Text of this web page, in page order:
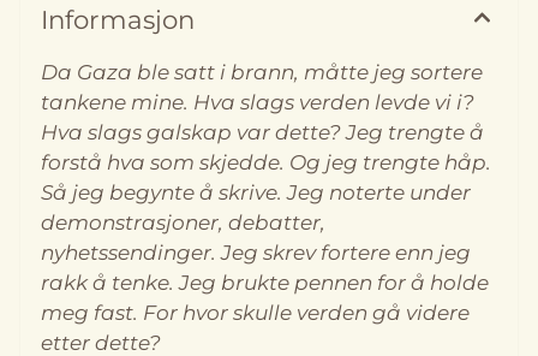
og fortvilelsen ved å stå på sidelinja og se den
katastrofale situasjonen utspille seg. Ved å flette
historier fra sin farfars motstandskamp under
andre verdenskrig sammen med beretninger om
dem som står opp for palestinerne og
menneskeverdet i dag, løfter hun frem
betydningen av å gjøre motstand – og av å holde
fast ved håpet, selv i dystre tider. Ewa Sapieżyńska
(f. 1980) er sosiolog og forfatter. Hun har tidligere
jobbet som rådgiver i Redd Barna og som
utenriksjournalist i Klassekampen. I 2022 ga hun ut
boken Jeg er ikke polakken din (Forlaget
Manifest). Språk: Bokmål Format: Pocket
Utgivelsesår: 2026 Antall sider: 107 Forlag: Manifest
Informasjon
Da Gaza ble satt i brann, måtte jeg sortere
tankene mine. Hva slags verden levde vi i?
Hva slags galskap var dette? Jeg trengte å
forstå hva som skjedde. Og jeg trengte håp.
Så jeg begynte å skrive. Jeg noterte under
demonstrasjoner, debatter,
nyhetssendinger. Jeg skrev fortere enn jeg
rakk å tenke. Jeg brukte pennen for å holde
meg fast. For hvor skulle verden gå videre
etter dette?